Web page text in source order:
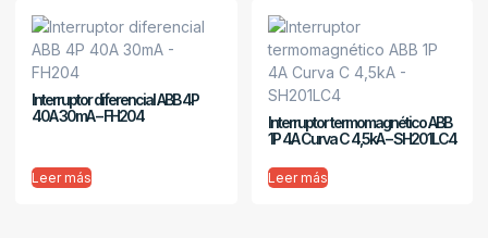
Interruptor diferencial ABB 4P
40A 30mA – FH204
Leer más
Interruptor termomagnético ABB
1P 4A Curva C 4,5kA – SH201LC4
Leer más